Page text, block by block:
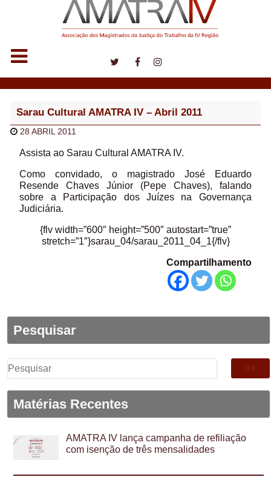
Sarau Cultural AMATRA IV – Abril 2011
28 ABRIL 2011
Assista ao Sarau Cultural AMATRA IV.
Como convidado, o magistrado José Eduardo
Resende Chaves Júnior (Pepe Chaves), falando
sobre a Participação dos Juízes na Governança
Judiciária.
{flv width=”600″ height=”500″ autostart=”true”
stretch=”1″}sarau_04/sarau_2011_04_1{/flv}
Compartilhamento
Pesquisar
Pesquisar
por:
Matérias Recentes
AMATRA IV lança campanha de refiliação
com isenção de três mensalidades